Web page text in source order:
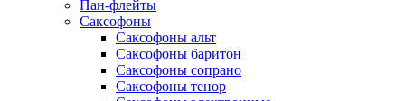
Пан-флейты
Саксофоны
Саксофоны альт
Саксофоны баритон
Саксофоны сопрано
Саксофоны тенор